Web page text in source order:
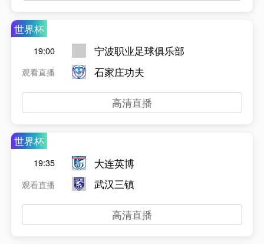
世界杯
19:00
观看直播
宁波职业足球俱乐部
石家庄功夫
高清直播
世界杯
19:35
观看直播
大连英博
武汉三镇
高清直播